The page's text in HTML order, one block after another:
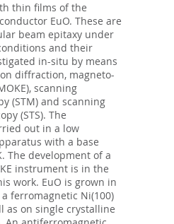
thin films of the
EuO. These are
beam epitaxy under
and their
in-situ by means
diffraction, magneto-
scanning
(STM) and scanning
(STS). The
out in a low
with a base
The development of a
instrument is in the
work. EuO is grown in
ferromagnetic Ni(100)
as on single crystalline